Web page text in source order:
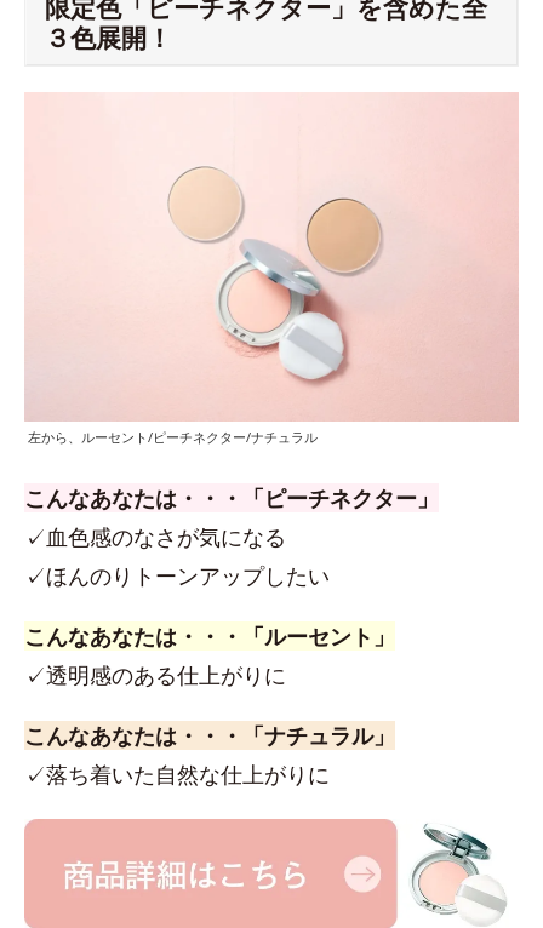
限定色「ピーチネクター」を含めた全
３色展開！
左から、ルーセント/ピーチネクター/ナチュラル
こんなあなたは・・・「ピーチネクター」
✓血色感のなさが気になる
✓ほんのりトーンアップしたい
こんなあなたは・・・「ルーセント」
✓透明感のある仕上がりに
こんなあなたは・・・「ナチュラル」
✓落ち着いた自然な仕上がりに